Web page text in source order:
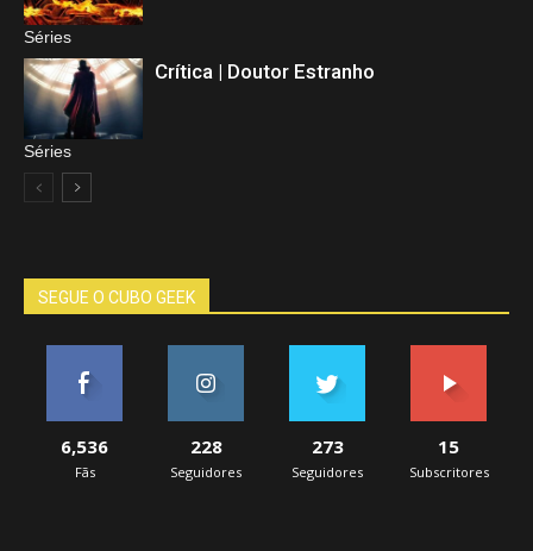
Séries
Séries
Crítica | Doutor Estranho
SEGUE O CUBO GEEK
6,536
Fãs
228
Seguidores
273
Seguidores
15
Subscritores